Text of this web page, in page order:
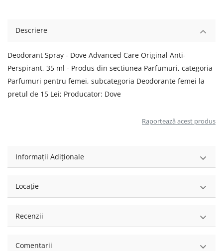
Descriere
Deodorant Spray - Dove Advanced Care Original Anti-
Perspirant, 35 ml - Produs din sectiunea Parfumuri, categoria
Parfumuri pentru femei, subcategoria Deodorante femei la
pretul de 15 Lei; Producator: Dove
Raportează acest produs
Informații Adiționale
Locație
Recenzii
Comentarii